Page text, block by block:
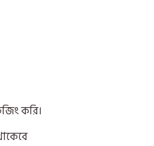
করি।